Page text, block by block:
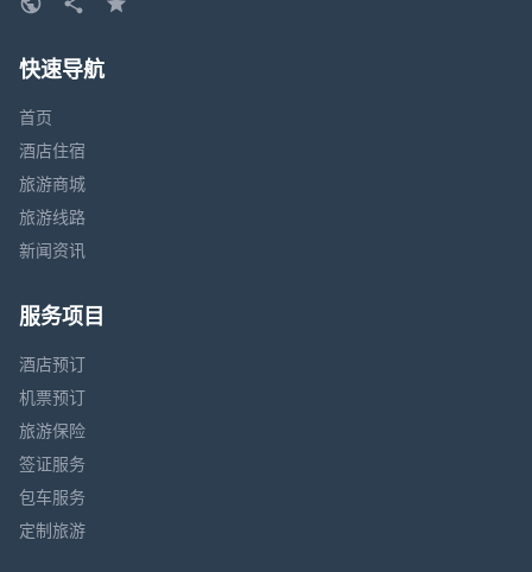
快速导航
首页
酒店住宿
旅游商城
旅游线路
新闻资讯
服务项目
酒店预订
机票预订
旅游保险
签证服务
包车服务
定制旅游